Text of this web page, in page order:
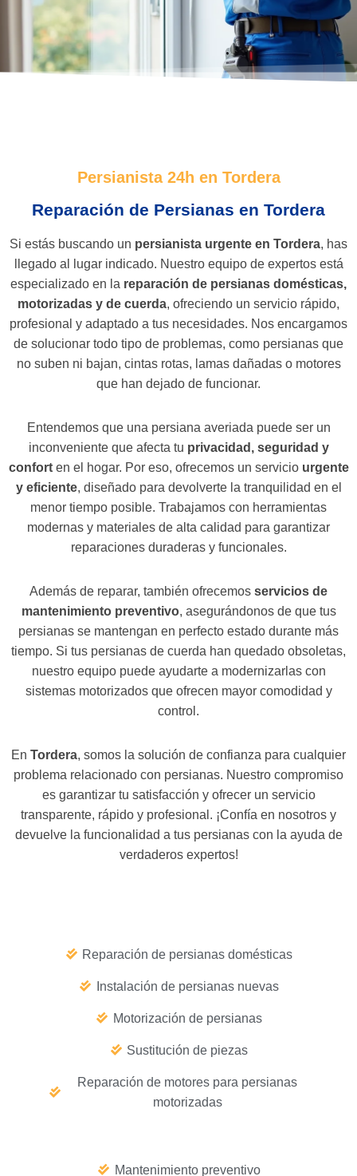
Persianista 24h en Tordera
Reparación de Persianas en Tordera
Si estás buscando un persianista urgente en Tordera, has
llegado al lugar indicado. Nuestro equipo de expertos está
especializado en la reparación de persianas domésticas,
motorizadas y de cuerda, ofreciendo un servicio rápido,
profesional y adaptado a tus necesidades. Nos encargamos
de solucionar todo tipo de problemas, como persianas que
no suben ni bajan, cintas rotas, lamas dañadas o motores
que han dejado de funcionar.
Entendemos que una persiana averiada puede ser un
inconveniente que afecta tu privacidad, seguridad y
conforten el hogar. Por eso, ofrecemos un servicio urgente
y eficiente, diseñado para devolverte la tranquilidad en el
menor tiempo posible. Trabajamos con herramientas
modernas y materiales de alta calidad para garantizar
reparaciones duraderas y funcionales.
Además de reparar, también ofrecemos servicios de
mantenimiento preventivo, asegurándonos de que tus
persianas se mantengan en perfecto estado durante más
tiempo. Si tus persianas de cuerda han quedado obsoletas,
nuestro equipo puede ayudarte a modernizarlas con
sistemas motorizados que ofrecen mayor comodidad y
control.
En Tordera, somos la solución de confianza para cualquier
problema relacionado con persianas. Nuestro compromiso
es garantizar tu satisfacción y ofrecer un servicio
transparente, rápido y profesional. ¡Confía en nosotros y
devuelve la funcionalidad a tus persianas con la ayuda de
verdaderos expertos!
Reparación de persianas domésticas
Instalación de persianas nuevas
Motorización de persianas
Sustitución de piezas
Reparación de motores para persianas
motorizadas
Mantenimiento preventivo